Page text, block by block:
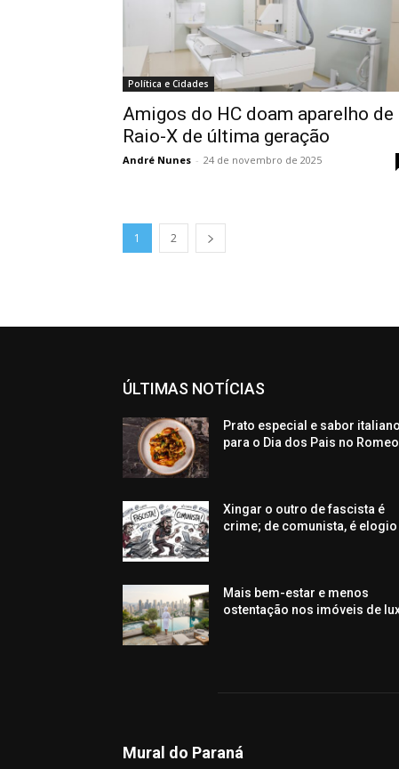
Política e Cidades
Amigos do HC doam aparelho de
Raio-X de última geração
André Nunes - 24 de novembro de 2025
1 2
ÚLTIMAS NOTÍCIAS
Prato especial e sabor italiano
para o Dia dos Pais no Romeo
Xingar o outro de fascista é
crime; de comunista, é elogio
Mais bem-estar e menos
ostentação nos imóveis de
Mural do Paraná